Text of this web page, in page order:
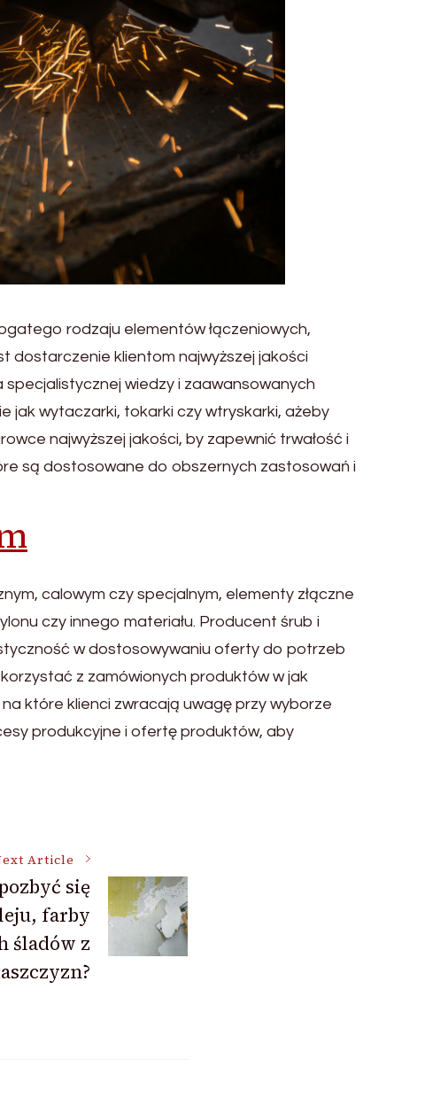
rodzaju elementów łączeniowych,
dostarczenie klientom najwyższej jakości
wiedzy i zaawansowanych
jak wytaczarki, tokarki czy wtryskarki, ażeby
najwyższej jakości, by zapewnić trwałość i
są dostosowane do obszernych zastosowań i
calowym czy specjalnym, elementy złączne
czy innego materiału. Producent śrub i
w dostosowywaniu oferty do potrzeb
z zamówionych produktów w jak
które klienci zwracają uwagę przy wyborze
produkcyjne i ofertę produktów, aby
Article
się
farby
śladów z